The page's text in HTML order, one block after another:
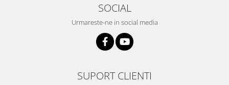
SOCIAL
Urmareste-ne in social media
SUPORT CLIENTI